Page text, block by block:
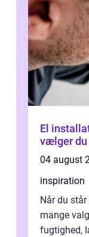
El
vælger
04 august
inspiration
Når du
mange
fugtighed,